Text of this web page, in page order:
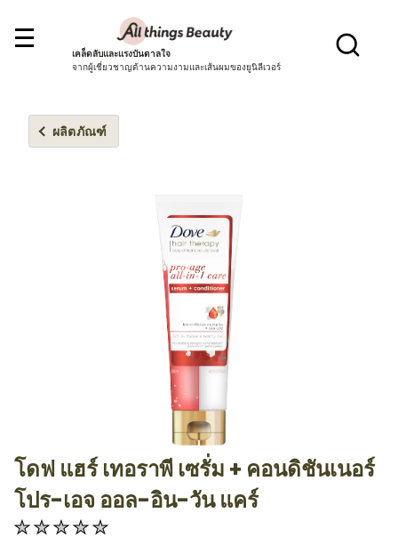
เคล็ดลับและแรงบันดาลใจ
จากผู้เชี่ยวชาญด้านความงามและเส้นผมของยูนิลีเวอร์
ผลิตภัณฑ์
โดฟ แฮร์ เทอราพี เซรั่ม + คอนดิชันเนอร์
โปร-เอจ ออล-อิน-วัน แคร์
ไม่มี